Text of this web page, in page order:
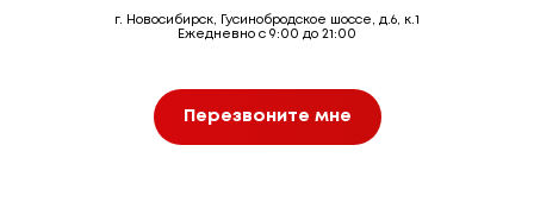
г. Новосибирск, Гусинобродское шоссе, д.6, к.1
Ежедневно с 9:00 до 21:00
Перезвоните мне